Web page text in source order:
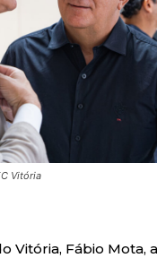
Vitória
Vitória, Fábio Mota,